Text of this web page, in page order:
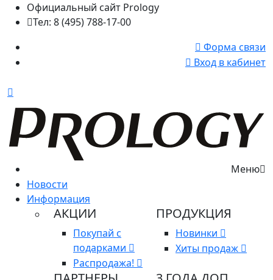
Официальный сайт Prology
Тел: 8 (495) 788-17-00
Форма связи
Вход в кабинет
Меню
Новости
Информация
АКЦИИ
Покупай с
подарками
Распродажа!
ПРОДУКЦИЯ
Новинки
Хиты продаж